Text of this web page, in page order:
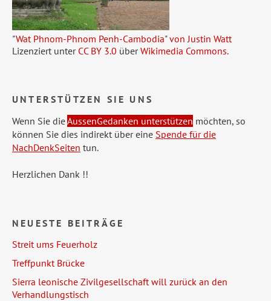
"Wat Phnom-Phnom Penh-Cambodia"von Justin Watt
Lizenziert unter CC BY 3.0 überWikimedia Commons.
UNTERSTÜTZEN SIE UNS
Wenn Sie dieAussenGedanken unterstützen möchten, so
können Sie dies indirekt über eine Spende für die
NachDenkSeiten tun.
Herzlichen Dank !!
NEUESTE BEITRÄGE
Streit ums Feuerholz
Treffpunkt Brücke
Sierra leonische Zivilgesellschaft will zurück an den
Verhandlungstisch